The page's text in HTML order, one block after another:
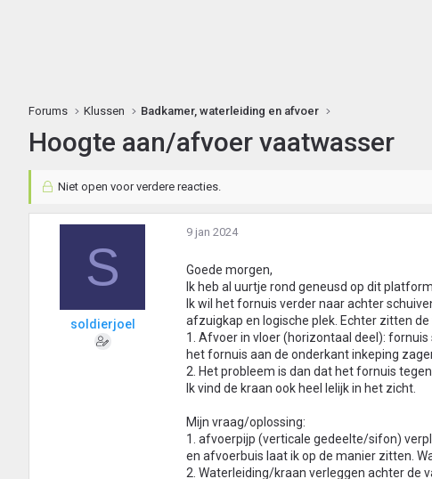
Forums Klussen Badkamer, waterleiding en afvoer
Hoogte aan/afvoer vaatwasser
Niet open voor verdere reacties.
S
soldierjoel
9 jan 2024
Goede morgen,
Ik heb al uurtje rond geneusd op dit
Ik wil het fornuis verder naar achter
afzuigkap en logische plek. Echter zitten
1. Afvoer in vloer (horizontaal deel):
het fornuis aan de onderkant inkeping
2. Het probleem is dan dat het fornuis
Ik vind de kraan ook heel lelijk in het zicht.
Mijn vraag/oplossing:
1. afvoerpijp (verticale gedeelte/sifon)
en afvoerbuis laat ik op de manier zitten.
2. Waterleiding/kraan verleggen achter de